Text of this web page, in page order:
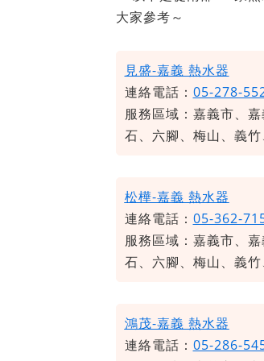
大家參考～
見盛-嘉義 熱水器
連絡電話： 05-278-
服務區域：嘉義市、
石、六腳、梅山、義
松樺-嘉義 熱水器
連絡電話： 05-362-
服務區域：嘉義市、
石、六腳、梅山、義
鴻茂-嘉義 熱水器
連絡電話： 05-286-